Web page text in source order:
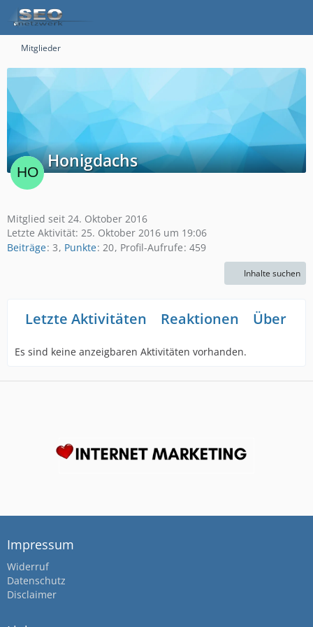
Mitglieder
Honigdachs
Mitglied seit 24. Oktober 2016
Letzte Aktivität: 25. Oktober 2016 um 19:06
Beiträge 3 Punkte 20 Profil-Aufrufe 459
Inhalte suchen
Letzte Aktivitäten Reaktionen Über
Es sind keine anzeigbaren Aktivitäten vorhanden.
Impressum
Widerruf
Datenschutz
Disclaimer